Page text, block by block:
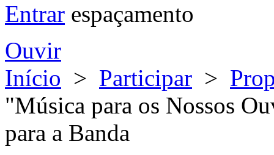
Entrar
Ouvir
Início > Participar >
"Música para os Nossos
para a Banda